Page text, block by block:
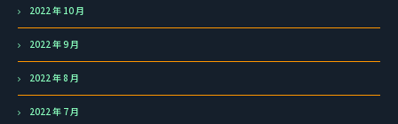
2022 年 10 月
2022 年 9 月
2022 年 8 月
2022 年 7 月